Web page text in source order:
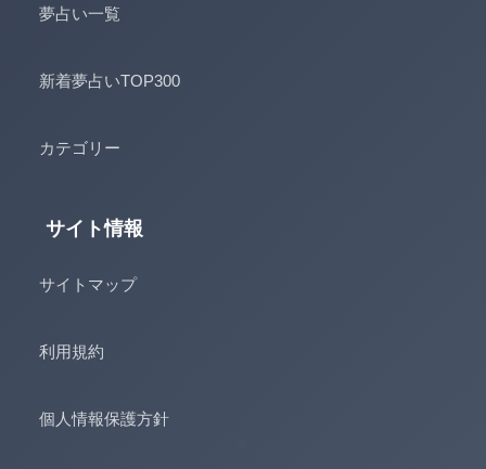
夢占い一覧
新着夢占いTOP300
カテゴリー
サイト情報
サイトマップ
利用規約
個人情報保護方針